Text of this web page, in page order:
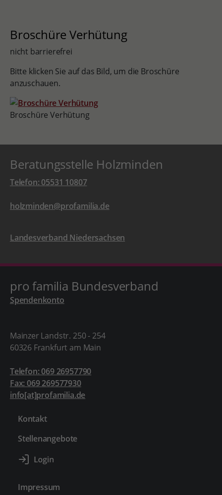
Broschüre Verhütung
nicht barrierefrei
Bitte klicken Sie auf das Bild, um die Broschüre
anzuschauen.
Broschüre Verhütung
Beratungsstelle Holzminden
Telefon: 05531 10807
holzminden@profamilia.de
Landesverband Niedersachsen
pro familia Bundesverband
Spendenkonto
Mainzer Landstr. 250 - 254
60326 Frankfurt am Main
Telefon: 069 26957790
Fax: 069 269577930
info[at]profamilia.de
Kontakt
Stellenangebote
Impressum